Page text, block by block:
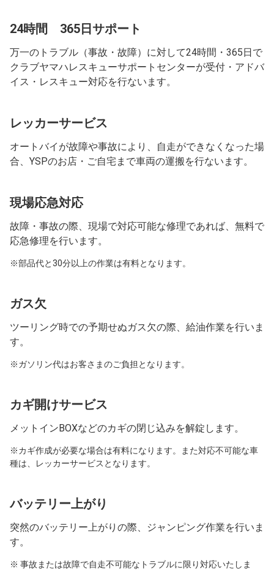
24時間 365日サポート
万一のトラブル（事故・故障）に対して24時間・365日で
クラブヤマハレスキューサポートセンターが受付・アドバ
イス・レスキュー対応を行ないます。
レッカーサービス
オートバイが故障や事故により、自走ができなくなった場
合、YSPのお店・ご自宅まで車両の運搬を行ないます。
現場応急対応
故障・事故の際、現場で対応可能な修理であれば、無料で
応急修理を行います。
※部品代と30分以上の作業は有料となります。
ガス欠
ツーリング時での予期せぬガス欠の際、給油作業を行いま
す。
※ガソリン代はお客さまのご負担となります。
カギ開けサービス
メットインBOXなどのカギの閉じ込みを解錠します。
※カギ作成が必要な場合は有料になります。また対応不可能な車
種は、レッカーサービスとなります。
バッテリー上がり
突然のバッテリー上がりの際、ジャンピング作業を行いま
す。
※ 事故または故障で自走不可能なトラブルに限り対応いたしま